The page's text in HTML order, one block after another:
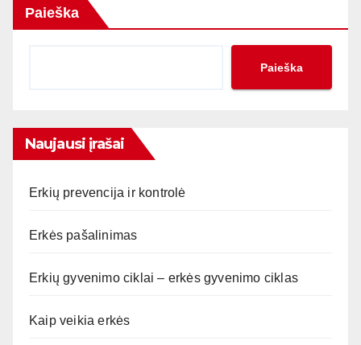
Paieška
Paieška
Naujausi įrašai
Erkių prevencija ir kontrolė
Erkės pašalinimas
Erkių gyvenimo ciklai – erkės gyvenimo ciklas
Kaip veikia erkės